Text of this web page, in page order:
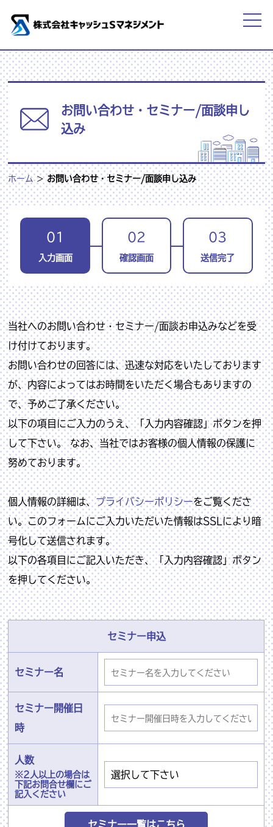
お問い合わせ・セミナー/面談申し
込み
ホーム > お問い合わせ・セミナー/面談申し込み
01
入力画面
02
確認画面
03
送信完了
当社へのお問い合わせ・セミナー/面談お申込みなどを受
け付けております。
お問い合わせの回答には、迅速な対応をいたしております
が、内容によってはお時間をいただく場合もありますの
で、予めご了承ください。
以下の項目にご入力のうえ、「入力内容確認」ボタンを押
して下さい。 なお、当社ではお客様の個人情報の保護に
努めております。
個人情報の詳細は、プライバシーポリシーをご覧くださ
い。このフォームにご入力いただいた情報はSSLにより暗
号化して送信されます。
以下の各項目にご記入いただき、「入力内容確認」ボタン
を押してください。
セミナー申込
セミナー名
セミナー開催日
時
人数
※2人以上の場合は
下記お問合せ欄にご
記入ください
セミナー一覧はこちら